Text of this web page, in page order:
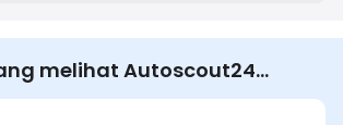
melihat Autoscout24
melihat…